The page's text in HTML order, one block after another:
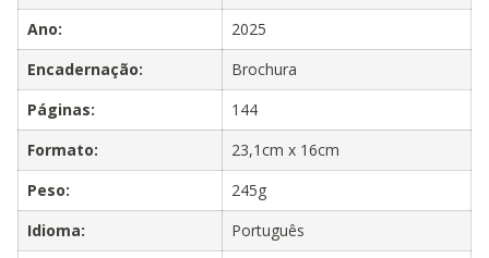
Ano:
2025
Encadernação:
Brochura
Páginas:
144
Formato:
23,1cm x 16cm
Peso:
245g
Idioma:
Português